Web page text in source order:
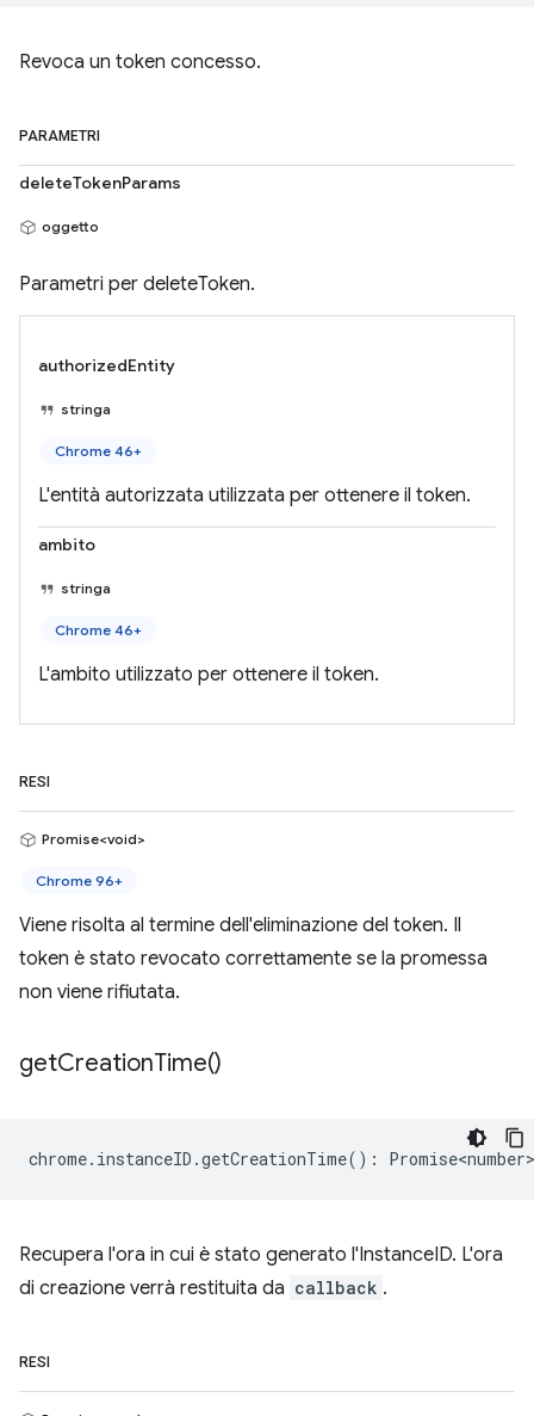
Revoca un token concesso.
PARAMETRI
deleteTokenParams
oggetto
Parametri per deleteToken.
authorizedEntity
stringa
Chrome 46+
L'entità autorizzata utilizzata per ottenere il token.
ambito
stringa
Chrome 46+
L'ambito utilizzato per ottenere il token.
RESI
Promise<void>
Chrome 96+
Viene risolta al termine dell'eliminazione del token. Il
token è stato revocato correttamente se la promessa
non viene rifiutata.
getCreationTime()
chrome. instanceID .getCreationTime() : Promise<number>
Recupera l'ora in cui è stato generato l'InstanceID. L'ora
di creazione verrà restituita da callback .
RESI